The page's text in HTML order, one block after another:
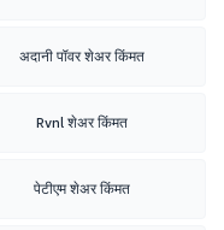
अदानी पॉवर शेअर किंमत
Rvnl शेअर किंमत
पेटीएम शेअर किंमत